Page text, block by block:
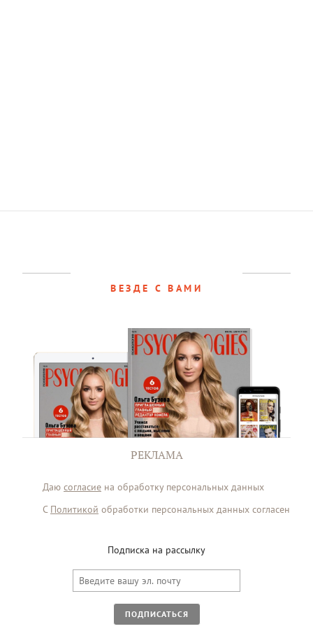
ВЕЗДЕ С ВАМИ
РЕКЛАМА
Даю согласие на обработку персональных данных
С Политикой обработки персональных данных согласен
Подписка на рассылку
ПОДПИСАТЬСЯ